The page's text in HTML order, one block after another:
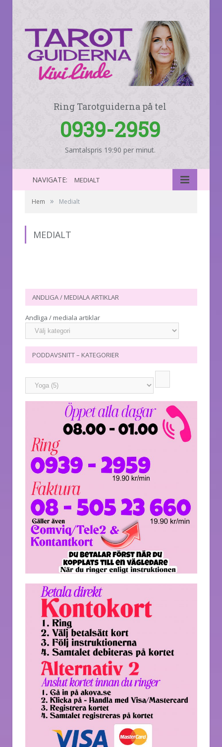
Ring Tarotguiderna på tel
0939-2959
Samtalspris 19:90 per minut.
NAVIGATE: MEDIALT
Hem » Medialt
MEDIALT
ANDLIGA / MEDIALA ARTIKLAR
Andliga / mediala artiklar
PODDAVSNITT – KATEGORIER